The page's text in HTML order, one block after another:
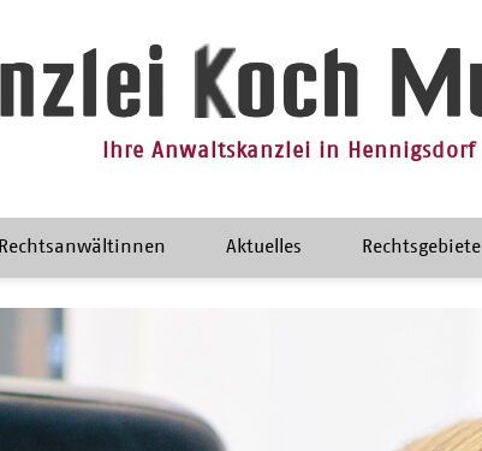
Ihre Anwaltskanzlei in Hennigsdorf
Rechtsanwältinnen Aktuelles Rechtsgebiete